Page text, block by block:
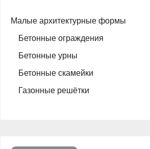
Малые архитектурные формы
Бетонные ограждения
Бетонные урны
Бетонные скамейки
Газонные решётки